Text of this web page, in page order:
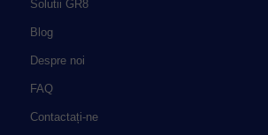
Solutii GR8
Blog
Despre noi
FAQ
Contactați-ne